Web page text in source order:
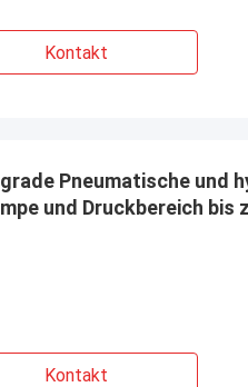
Kontakt
Pneumatische und
und Druckbereich bis
Kontakt